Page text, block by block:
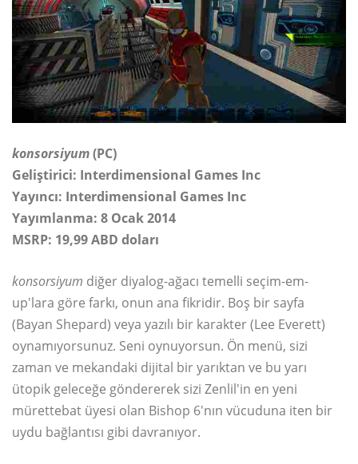
konsorsiyum(PC)
Geliştirici: Interdimensional Games Inc
Yayıncı: Interdimensional Games Inc
Yayımlanma: 8 Ocak 2014
MSRP: 19,99 ABD doları
konsorsiyum diğer diyalog-ağacı temelli seçim-em-
up'lara göre farkı, onun ana fikridir. Boş bir sayfa
(Bayan Shepard) veya yazılı bir karakter (Lee Everett)
oynamıyorsunuz. Seni oynuyorsun. Ön menü, sizi
zaman ve mekandaki dijital bir yarıktan ve bu yarı
ütopik geleceğe göndererek sizi Zenlil'in en yeni
mürettebat üyesi olan Bishop 6'nın vücuduna iten bir
uydu bağlantısı gibi davranıyor.